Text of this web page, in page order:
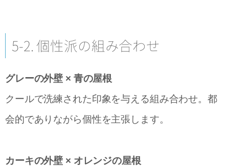
5-2. 個性派の組み合わせ
グレーの外壁 × 青の屋根
クールで洗練された印象を与える組み合わせ。都
会的でありながら個性を主張します。
カーキの外壁 × オレンジの屋根